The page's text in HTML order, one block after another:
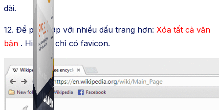
dài.
12. Để phù hợp với nhiều dấu trang hơn: Xóa tất cả văn
bản . Hiện tại chỉ có favicon.